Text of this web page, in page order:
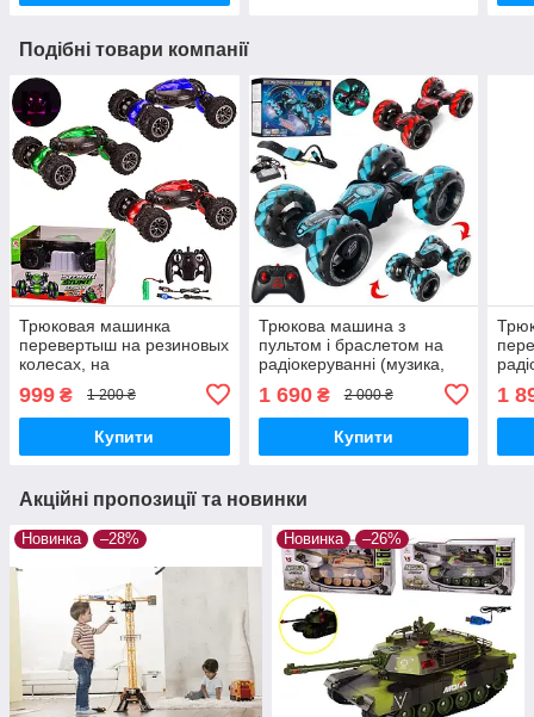
Подібні товари компанії
Трюковая машинка
перевертыш на резиновых
колесах, на
звук
999 ₴ 1 200 ₴
Купити
Трюкова машина з
пультом і браслетом на
радіокеруванні (музика,
поворот)
1 690₴ 2 000 ₴
Купити
1
Акційні пропозиції та новинки
Новинка –28% Новинка –26%